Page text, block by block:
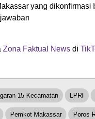
yang dikonfirmasi
Zona Faktual News di
15 Kecamatan LPRI
Pemkot Makassar Poros